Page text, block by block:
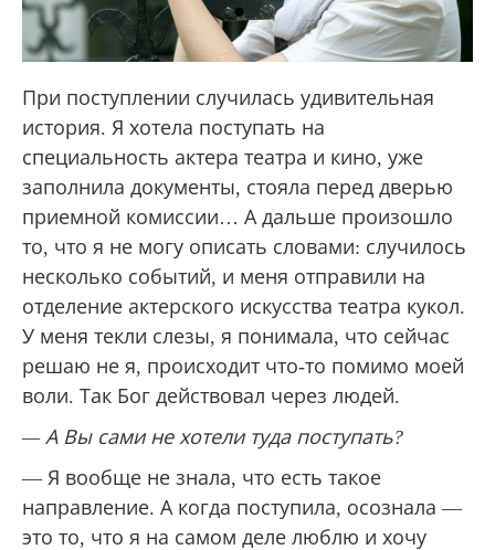
При поступлении случилась удивительная
история. Я хотела поступать на
специальность актера театра и кино, уже
заполнила документы, стояла перед дверью
приемной комиссии… А дальше произошло
то, что я не могу описать словами: случилось
несколько событий, и меня отправили на
отделение актерского искусства театра кукол.
У меня текли слезы, я понимала, что сейчас
решаю не я, происходит что-то помимо моей
воли. Так Бог действовал через людей.
— А Вы сами не хотели туда поступать?
— Я вообще не знала, что есть такое
направление. А когда поступила, осознала —
это то, что я на самом деле люблю и хочу